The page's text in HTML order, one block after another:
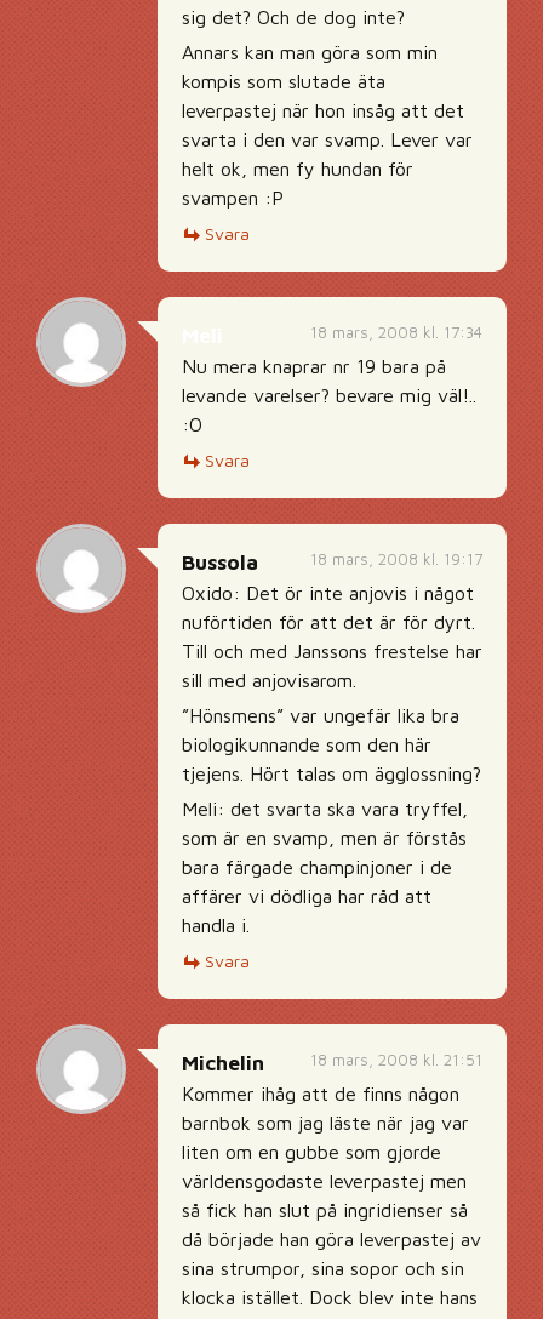
sig det? Och de dog inte?
Annars kan man göra som min
kompis som slutade äta
leverpastej när hon insåg att det
svarta i den var svamp. Lever var
helt ok, men fy hundan för
svampen :P
Svara
18 mars, 2008 kl. 17:34
Nu mera knaprar nr 19 bara på
levande varelser? bevare mig väl!..
:O
Svara
18 mars, 2008 kl. 19:17
Bussola
Oxido: Det ör inte anjovis i något
nuförtiden för att det är för dyrt.
Till och med Janssons frestelse har
sill med anjovisarom.
”Hönsmens” var ungefär lika bra
biologikunnande som den här
tjejens. Hört talas om ägglossning?
Meli: det svarta ska vara tryffel,
som är en svamp, men är förstås
bara färgade champinjoner i de
affärer vi dödliga har råd att
handla i.
Svara
18 mars, 2008 kl. 21:51
Michelin
Kommer ihåg att de finns någon
barnbok som jag läste när jag var
liten om en gubbe som gjorde
världensgodaste leverpastej men
så fick han slut på ingridienser så
då började han göra leverpastej av
sina strumpor, sina sopor och sin
klocka istället. Dock blev inte hans